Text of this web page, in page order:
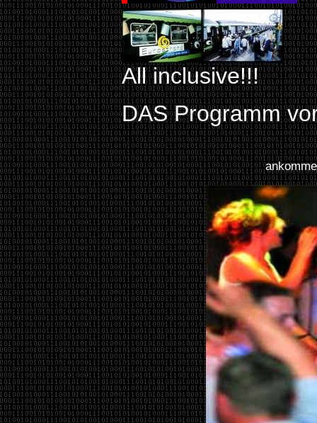
All inclusive!!!
DAS Programm